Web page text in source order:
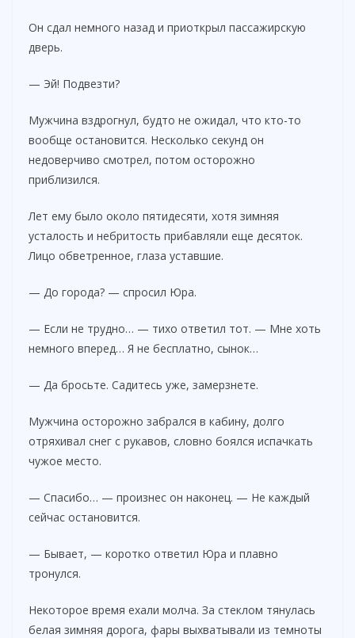
Он сдал немного назад и приоткрыл пассажирскую
дверь.
— Эй! Подвезти?
Мужчина вздрогнул, будто не ожидал, что кто-то
вообще остановится. Несколько секунд он
недоверчиво смотрел, потом осторожно
приблизился.
Лет ему было около пятидесяти, хотя зимняя
усталость и небритость прибавляли еще десяток.
Лицо обветренное, глаза уставшие.
— До города? — спросил Юра.
— Если не трудно… — тихо ответил тот. — Мне хоть
немного вперед… Я не бесплатно, сынок…
— Да бросьте. Садитесь уже, замерзнете.
Мужчина осторожно забрался в кабину, долго
отряхивал снег с рукавов, словно боялся испачкать
чужое место.
— Спасибо… — произнес он наконец. — Не каждый
сейчас остановится.
— Бывает, — коротко ответил Юра и плавно
тронулся.
Некоторое время ехали молча. За стеклом тянулась
белая зимняя дорога, фары выхватывали из темноты